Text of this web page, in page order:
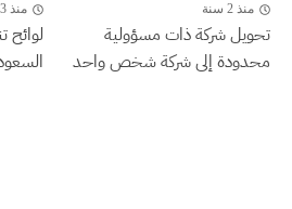
منذ 2 سنة
تحويل شركة ذات مسؤولية
محدودة إلى شركة شخص واحد
منذ 3 سنة
لوائح